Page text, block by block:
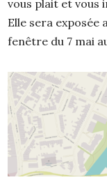
vous plait et vous
Elle sera exposée
fenêtre du 7 mai